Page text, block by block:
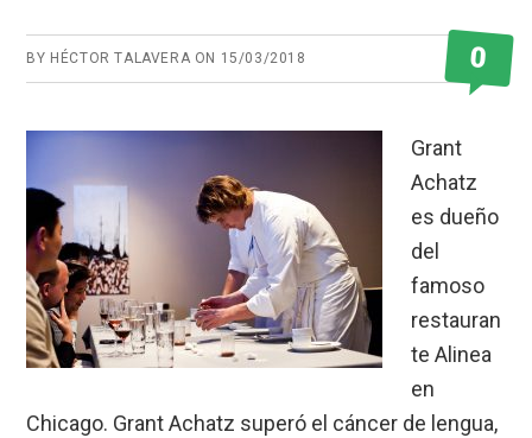
BY HÉCTOR TALAVERA ON 15/03/2018 0
Grant
Achatz
es dueño
del
famoso
restauran
te Alinea
en
Chicago. Grant Achatz superó el cáncer de lengua,